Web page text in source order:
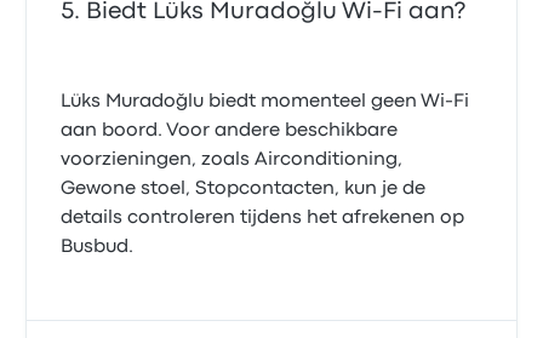
Biedt Lüks Muradoğlu Wi‑Fi aan?
Lüks Muradoğlu biedt momenteel geen Wi‑Fi
aan boord. Voor andere beschikbare
voorzieningen, zoals Airconditioning,
Gewone stoel, Stopcontacten, kun je de
details controleren tijdens het afrekenen op
Busbud.